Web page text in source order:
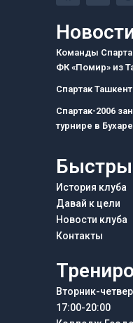
e
b
o
k
a
g
r
a
m
g
Команды
ФК «Помир» из
Спартак
Спартак-2006
турнире в Бухаре
История клуба
Давай к цели
Новости клуба
Контакты
Вторник-
17:00-20:00